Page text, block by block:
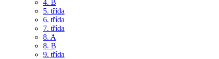
4. B
5. třída
6. třída
7. třída
8. A
8. B
9. třída